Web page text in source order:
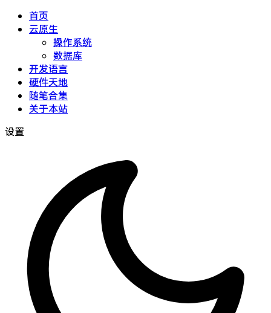
首页
云原生
操作系统
数据库
开发语言
硬件天地
随笔合集
关于本站
设置